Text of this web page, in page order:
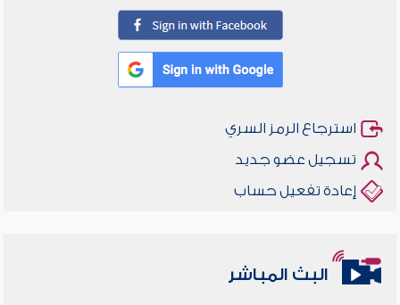
استرجاع الرمز السري
تسجيل عضو جديد
إعادة تفعيل حساب
البث المباشر
أخلاقنا أصالة ومعاصرة